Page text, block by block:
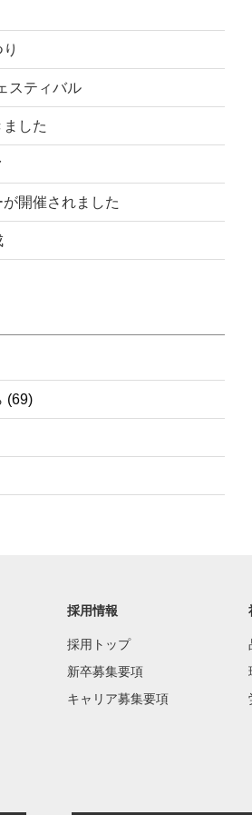
スティバル
した
開催されました
(69)
採用情報
採用トップ
新卒募集要項
キャリア募集要項